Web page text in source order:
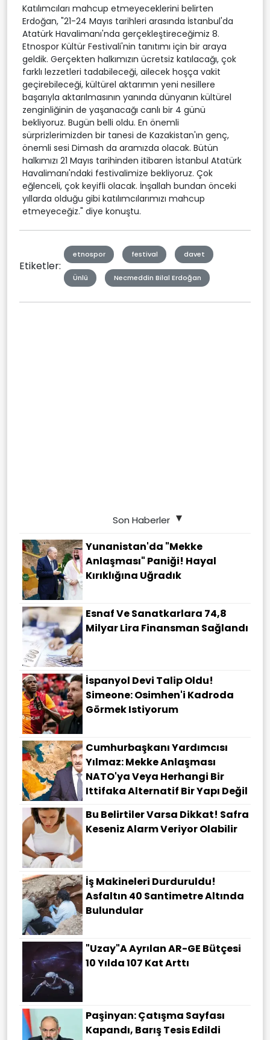
Katılımcıları mahcup etmeyeceklerini belirten
Erdoğan, "21-24 Mayıs tarihleri arasında İstanbul'da
Atatürk Havalimanı'nda gerçekleştireceğimiz 8.
Etnospor Kültür Festivali'nin tanıtımı için bir araya
geldik. Gerçekten halkımızın ücretsiz katılacağı, çok
farklı lezzetleri tadabileceği, ailecek hoşça vakit
geçirebileceği, kültürel aktarımın yeni nesillere
başarıyla aktarılmasının yanında dünyanın kültürel
zenginliğinin de yaşanacağı canlı bir 4 günü
bekliyoruz. Bugün belli oldu. En önemli
sürprizlerimizden bir tanesi de Kazakistan'ın genç,
önemli sesi Dimash da aramızda olacak. Bütün
halkımızı 21 Mayıs tarihinden itibaren İstanbul Atatürk
Havalimanı'ndaki festivalimize bekliyoruz. Çok
eğlenceli, çok keyifli olacak. İnşallah bundan önceki
yıllarda olduğu gibi katılımcılarımızı mahcup
etmeyeceğiz." diye konuştu.
Etiketler:
etnospor festival davet
Ünlü Necmeddin Bilal Erdoğan
Son Haberler
Yunanistan'da "Mekke
Anlaşması" Paniği! Hayal
Kırıklığına Uğradık
Esnaf Ve Sanatkarlara 74,8
Milyar Lira Finansman Sağlandı
İspanyol Devi Talip Oldu!
Simeone: Osimhen'i Kadroda
Görmek Istiyorum
Cumhurbaşkanı Yardımcısı
Yılmaz: Mekke Anlaşması
NATO'ya Veya Herhangi Bir
Ittifaka Alternatif Bir Yapı Değil
Bu Belirtiler Varsa Dikkat! Safra
Keseniz Alarm Veriyor Olabilir
İş Makineleri Durduruldu!
Asfaltın 40 Santimetre Altında
Bulundular
"Uzay"a Ayrılan AR-GE Bütçesi
10 Yılda 107 Kat Arttı
Paşinyan: Çatışma Sayfası
Kapandı, Barış Tesis Edildi